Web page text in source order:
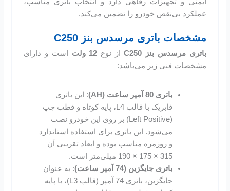
عملکرد بی‌نقص خودرو را تضمین می‌کند.
مشخصات باتری مرسدس بنز C250
باتری مرسدس بنز C250 از نوع 12 ولت
است و دارای
مشخصات فنی زیر می‌باشد:
باتری 80 آمپر ساعت (AH)
: این باتری
فابریک با قالب L4، پایه کوتاه و قطب چپ
(Left Positive) بر روی این خودرو نصب
می‌شود. این باتری برای استفاده استاندارد
و روزمره مناسب بوده و ابعاد تقریبی آن
315 × 175 × 190 میلی‌متر است.
باتری‌ جایگزین (74 آمپر ساعت)
: به عنوان
جایگزین، باتری 74 آمپر (قالب L3)، با پایه